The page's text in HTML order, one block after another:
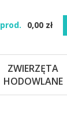
prod. 0,00 zł
ZWIERZĘTA
HODOWLANE